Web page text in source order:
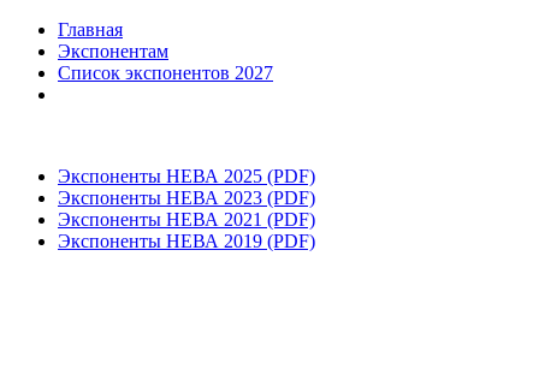
Главная
Экспонентам
Список экспонентов 2027
Экспоненты НЕВА 2025 (PDF)
Экспоненты НЕВА 2023 (PDF)
Экспоненты НЕВА 2021 (PDF)
Экспоненты НЕВА 2019 (PDF)